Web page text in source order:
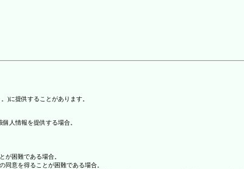
)に提供することがあります。
人情報を提供する場合。
が困難である場合。
意を得ることが困難である場合。